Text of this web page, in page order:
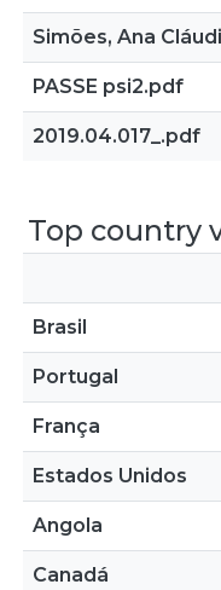
Simões, Ana
PASSE psi2.pdf
2019.04.017_.pdf
Top country
Brasil
Portugal
França
Estados Unidos
Angola
Canadá